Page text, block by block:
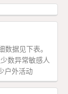
据见下表。
数异常敏感人
户外活动